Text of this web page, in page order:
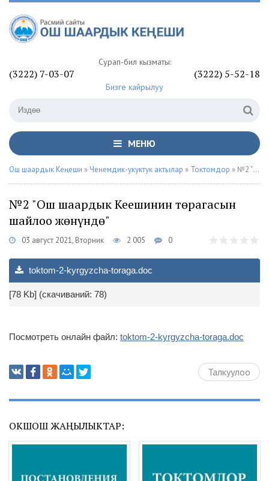
Сурап-билүү кызматы:
(3222) 7-03-07 (3222) 5-52-18
Бизге кайрылуу
МЕНЮ
Ош шаардык Кеңеши » Ченемдик-укуктук актылар » Токтомдор » №2 "Ош шаардык Кеңешинин төрагасын шайлоо жөнүндө"
№2 "Ош шаардык Кеңешинин төрагасын
шайлоо жөнүндө"
03 август 2021, Вторник 2 005 0
toktom-2-kyrgyzcha-toraga.doc
[78 Kb] (cкачиваний: 78)
Посмотреть онлайн файл: toktom-2-kyrgyzcha-toraga.doc
Талкуулоо
ОКШОШ ЖАҢЫЛЫКТАР: